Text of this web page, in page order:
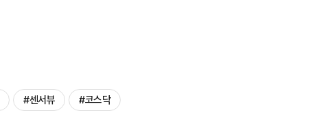
#센서뷰 #코스닥